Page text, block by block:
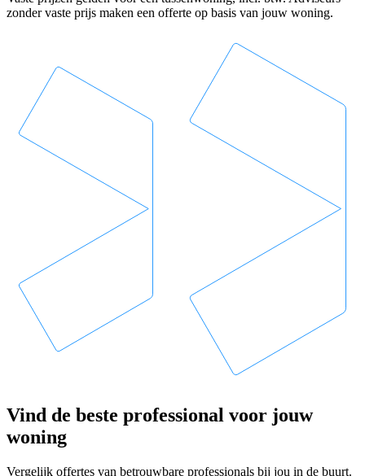
zonder vaste prijs maken een offerte op basis van jouw woning.
Vind de beste professional voor jouw
woning
Vergelijk offertes van betrouwbare professionals bij jou in de buurt.